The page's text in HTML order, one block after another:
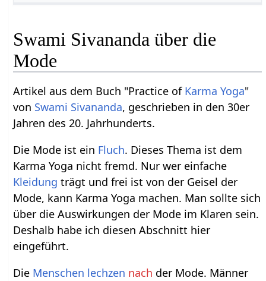
Swami Sivananda über die
Mode
Artikel aus dem Buch "Practice of Karma Yoga"
von Swami Sivananda, geschrieben in den 30er
Jahren des 20. Jahrhunderts.
Die Mode ist ein Fluch. Dieses Thema ist dem
Karma Yoga nicht fremd. Nur wer einfache
Kleidung trägt und frei ist von der Geisel der
Mode, kann Karma Yoga machen. Man sollte sich
über die Auswirkungen der Mode im Klaren sein.
Deshalb habe ich diesen Abschnitt hier
eingeführt.
Die Menschen lechzen nach der Mode. Männer